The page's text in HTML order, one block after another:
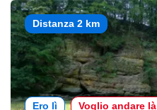
Distanza 2 km
Ero lì Voglio andare là